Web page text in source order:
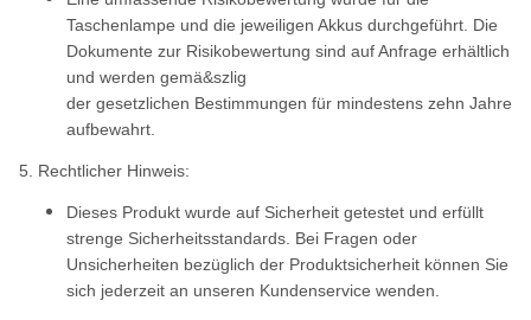
Taschenlampe und die jeweiligen Akkus durchgeführt. Die
Dokumente zur Risikobewertung sind auf Anfrage erhältlich
und werden gemä&szlig
der gesetzlichen Bestimmungen für mindestens zehn Jahre
aufbewahrt.
5. Rechtlicher Hinweis:
Dieses Produkt wurde auf Sicherheit getestet und erfüllt
strenge Sicherheitsstandards. Bei Fragen oder
Unsicherheiten bezüglich der Produktsicherheit können Sie
sich jederzeit an unseren Kundenservice wenden.